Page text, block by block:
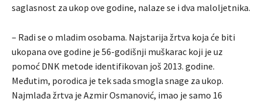
saglasnost za ukop ove godine, nalaze se i dva maloljetnika.
– Radi se o mladim osobama. Najstarija žrtva koja će biti
ukopana ove godine je 56-godišnji muškarac koji je uz
pomoć DNK metode identifikovan još 2013. godine.
Međutim, porodica je tek sada smogla snage za ukop.
Najmlađa žrtva je Azmir Osmanović, imao je samo 16